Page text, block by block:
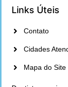
Links Úteis
Contato
Cidades
Mapa do Site